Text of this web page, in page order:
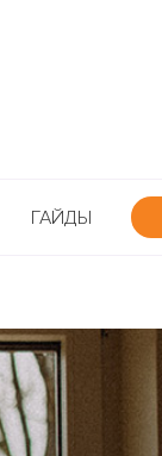
ГАЙДЫ